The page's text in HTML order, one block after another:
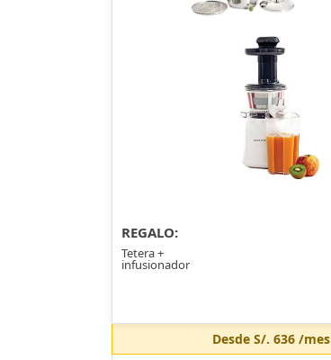
REGALO:
Tetera +
infusionador
Desde S/. 636/mes